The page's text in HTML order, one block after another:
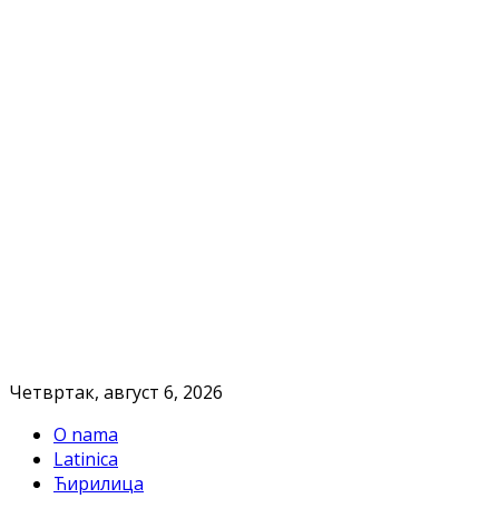
Четвртак, август 6, 2026
O nama
Latinica
Ћирилица